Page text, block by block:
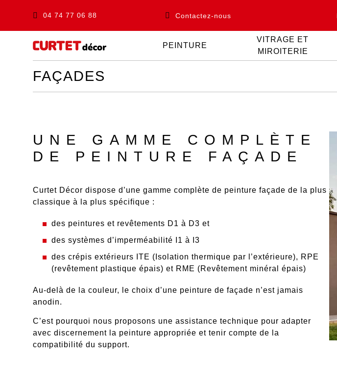
04 74 77 06 88 Contactez-nous
PEINTURE
VITRAGE ET
MIROITERIE
FAÇADES
UNE GAMME COMPLÈTE
DE PEINTURE FAÇADE
Curtet Décor dispose d’unegamme complète de peinture façade de la plus
classique à la plus spécifique :
des peintures et revêtements D1 à D3 et
dessystèmes d’imperméabilité I1 à I3
descrépis extérieurs ITE (Isolation thermique par l’extérieure), RPE
(revêtement plastique épais) et RME (Revêtement minéral épais)
Au-delà de la couleur, le choix d’une peinture de façade n’est jamais
anodin.
C’est pourquoi nous proposons une assistance technique pouradapter
avec discernement la peinture appropriée et tenir compte de la
compatibilité du support.